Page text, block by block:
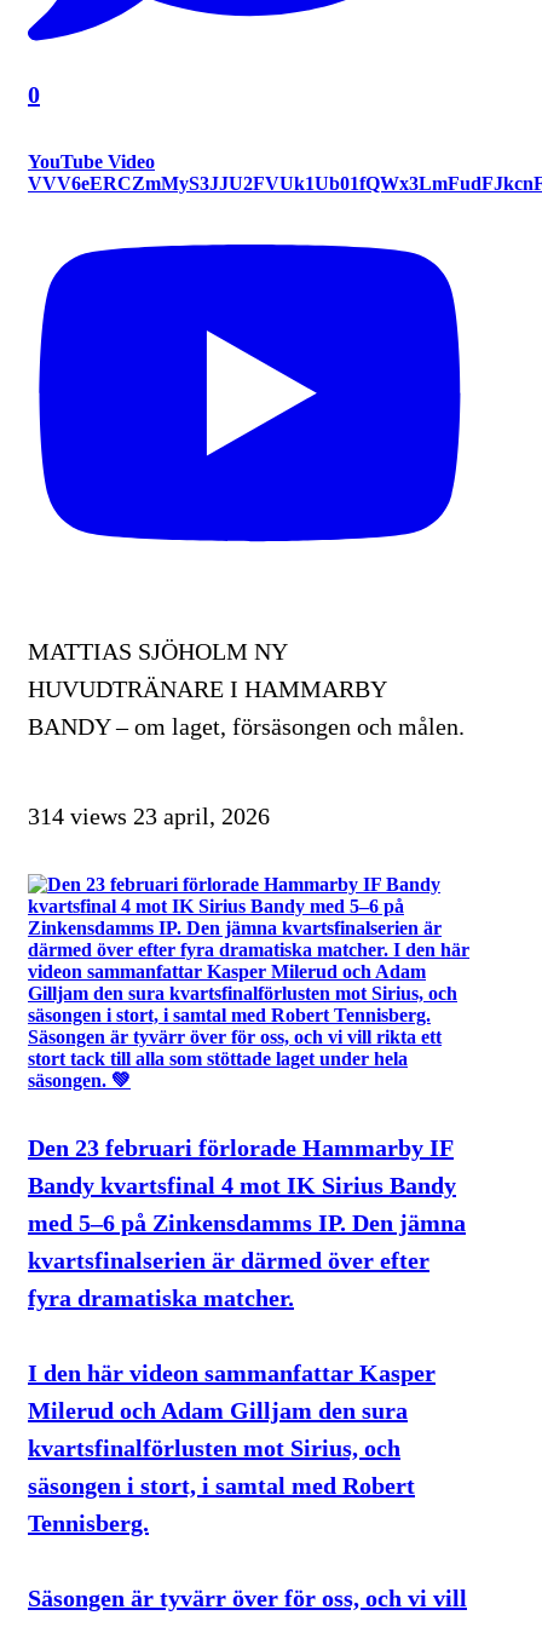
0
YouTube Video
MATTIAS SJÖHOLM NY
HUVUDTRÄNARE I HAMMARBY
BANDY – om laget, försäsongen och målen.
314 views 23 april, 2026
Den 23 februari förlorade Hammarby IF
Bandy kvartsfinal 4 mot IK Sirius Bandy
med 5–6 på Zinkensdamms IP. Den jämna
kvartsfinalserien är därmed över efter
fyra dramatiska matcher.
I den här videon sammanfattar Kasper
Milerud och Adam Gilljam den sura
kvartsfinalförlusten mot Sirius, och
säsongen i stort, i samtal med Robert
Tennisberg.
Säsongen är tyvärr över för oss, och vi vill